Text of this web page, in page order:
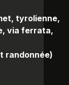
tyrolienne,
via ferrata,
randonnée)